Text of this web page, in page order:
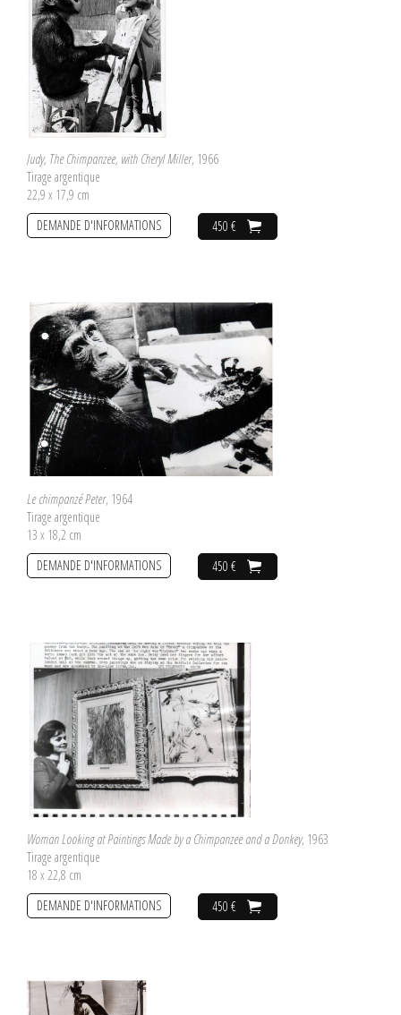
Judy, The Chimpanzee, with Cheryl Miller, 1966
Tirage argentique
22,9 x 17,9 cm
450 €
DEMANDE D'INFORMATIONS
Le chimpanzé Peter, 1964
Tirage argentique
13 x 18,2 cm
450 €
DEMANDE D'INFORMATIONS
Woman Looking at Paintings Made by a Chimpanzee and a Donkey, 1963
Tirage argentique
18 x 22,8 cm
450 €
DEMANDE D'INFORMATIONS